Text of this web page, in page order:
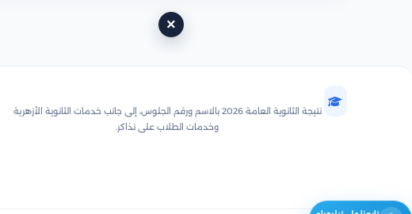
×
نتيجة الثانوية العامة 2026 بالاسم ورقم الجلوس، إلى جانب خدمات الثانوية الأزهرية
وخدمات الطلاب على نذاكر.